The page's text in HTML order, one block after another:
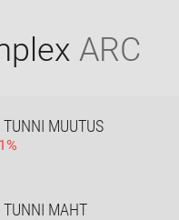
ARC
MUUTUS
%
TUNNI MAHT